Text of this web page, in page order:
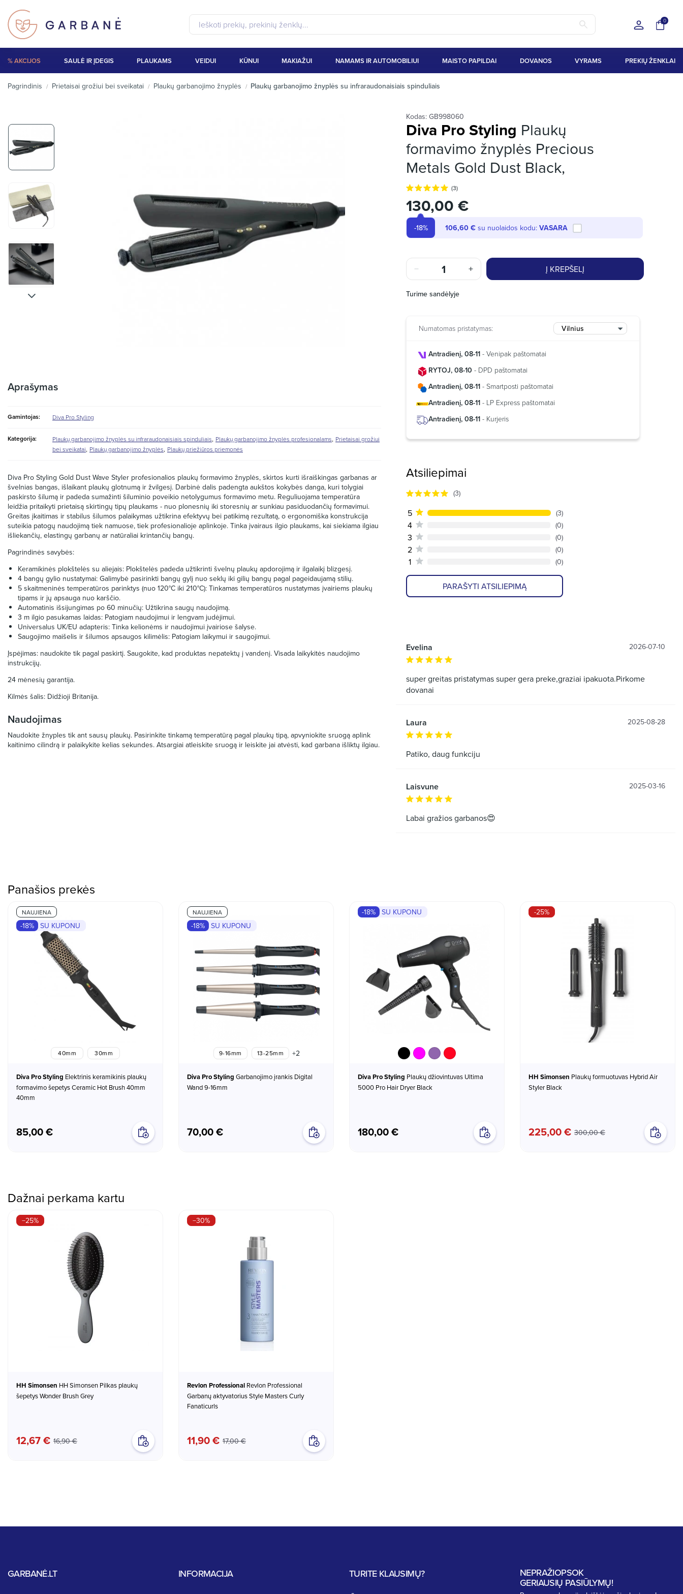
0
% AKCIJOS SAULĖ IR ĮDEGIS PLAUKAMS VEIDUI KŪNUI MAKIAŽUI NAMAMS IR AUTOMOBILIUI MAISTO PAPILDAI DOVANOS VYRAMS PREKIŲ ŽENKLAI
Pagrindinis Prietaisai grožiui bei sveikatai Plaukų garbanojimo žnyplės Plaukų garbanojimo žnyplės su infraraudonaisiais spinduliais
Aprašymas
Gamintojas: Diva Pro Styling
Kategorija: Plaukų garbanojimo žnyplės su infraraudonaisiais spinduliais, Plaukų garbanojimo žnyplės profesionalams, Prietaisai grožiui
bei sveikatai, Plaukų garbanojimo žnyplės, Plaukų priežiūros priemonės
Diva Pro Styling Gold Dust Wave Styler profesionalios plaukų formavimo žnyplės, skirtos kurti išraiškingas garbanas ar
švelnias bangas, išlaikant plaukų glotnumą ir žvilgesį. Darbinė dalis padengta aukštos kokybės danga, kuri tolygiai
paskirsto šilumą ir padeda sumažinti šiluminio poveikio netolygumus formavimo metu. Reguliuojama temperatūra
leidžia pritaikyti prietaisą skirtingų tipų plaukams - nuo plonesnių iki storesnių ar sunkiau pasiduodančių formavimui.
Greitas įkaitimas ir stabilus šilumos palaikymas užtikrina efektyvų bei patikimą rezultatą, o ergonomiška konstrukcija
suteikia patogų naudojimą tiek namuose, tiek profesionalioje aplinkoje. Tinka įvairaus ilgio plaukams, kai siekiama ilgiau
išliekančių, elastingų garbanų ar natūraliai krintančių bangų.
Pagrindinės savybės:
Keramikinės plokštelės su aliejais: Plokštelės padeda užtikrinti švelnų plaukų apdorojimą ir ilgalaikį blizgesį.
4 bangų gylio nustatymai: Galimybė pasirinkti bangų gylį nuo seklų iki gilių bangų pagal pageidaujamą stilių.
5 skaitmeninės temperatūros parinktys (nuo 120°C iki 210°C): Tinkamas temperatūros nustatymas įvairiems plaukų
tipams ir jų apsauga nuo karščio.
Automatinis išsijungimas po 60 minučių: Užtikrina saugų naudojimą.
3 m ilgio pasukamas laidas: Patogiam naudojimui ir lengvam judėjimui.
Universalus UK/EU adapteris: Tinka kelionėms ir naudojimui įvairiose šalyse.
Saugojimo maišelis ir šilumos apsaugos kilimėlis: Patogiam laikymui ir saugojimui.
Įspėjimas: naudokite tik pagal paskirtį. Saugokite, kad produktas nepatektų į vandenį. Visada laikykitės naudojimo
instrukcijų.
24 mėnesių garantija.
Kilmės šalis: Didžioji Britanija.
Naudojimas
Naudokite žnyples tik ant sausų plaukų. Pasirinkite tinkamą temperatūrą pagal plaukų tipą, apvyniokite sruogą aplink
kaitinimo cilindrą ir palaikykite kelias sekundes. Atsargiai atleiskite sruogą ir leiskite jai atvėsti, kad garbana išliktų ilgiau.
Kodas: GB998060
Diva Pro Styling Plaukų
formavimo žnyplės Precious
Metals Gold Dust Black,
(3)
130,00 €
-18% 106,60 € su nuolaidos kodu: VASARA
Į KREPŠELĮ
Turime sandėlyje
Numatomas pristatymas: Vilnius
Antradienį, 08-11 - Venipak paštomatai
RYTOJ, 08-10 - DPD paštomatai
Antradienį, 08-11 - Smartposti paštomatai
Antradienį, 08-11 - LP Express paštomatai
Antradienį, 08-11 - Kurjeris
Atsiliepimai
(3)
5 (3)
4 (0)
3 (0)
2 (0)
1 (0)
PARAŠYTI ATSILIEPIMĄ
Evelina 2026-07-10
super greitas pristatymas super gera preke,graziai ipakuota.Pirkome
dovanai
Laura 2025-08-28
Patiko, daug funkciju
Laisvune 2025-03-16
Labai gražios garbanos😍
Panašios prekės
40mm 30mm
Diva Pro Styling
formavimo šepetys Ceramic Hot Brush 40mm
40mm
85,00 €
NAUJIENA
-18% SU KUPONU
9-16mm 13-25mm +2
Diva Pro Styling
Wand 9-16mm
70,00 €
NAUJIENA
-18% SU KUPONU
BlackPink PurpleRed
Diva Pro Styling
5000 Pro Hair Dryer Black
180,00 €
-18% SU KUPONU
HH Simonsen
Styler Black
225,00 € 300,00 €
-25%
Dažnai perkama kartu
HH Simonsen HH Simonsen Pilkas plaukų
šepetys Wonder Brush Grey
12,67 € 16,90 €
−25%
Revlon Professional Revlon Professional
Garbanų aktyvatorius Style Masters Curly
Fanaticurls
11,90 € 17,00 €
−30%
GARBANĖ.LT INFORMACIJA TURITE KLAUSIMŲ?
NEPRAŽIOPSOK
GERIAUSIŲ PASIŪLYMŲ!